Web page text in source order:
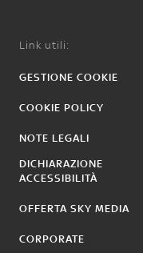
Link utili:
GESTIONE COOKIE
COOKIE POLICY
NOTE LEGALI
DICHIARAZIONE
ACCESSIBILITÀ
OFFERTA SKY MEDIA
CORPORATE